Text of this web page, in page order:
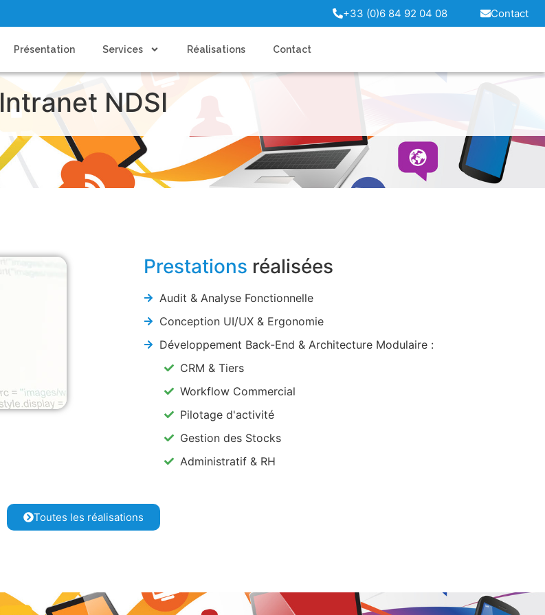
+33 (0)6 84 92 04 08 Contact
Présentation Services Réalisations Contact
Intranet NDSI
Prestations réalisées
Audit & Analyse Fonctionnelle
Conception UI/UX & Ergonomie
Développement Back-End & Architecture Modulaire :
CRM & Tiers
Workflow Commercial
Pilotage d'activité
Gestion des Stocks
Administratif & RH
Toutes les réalisations